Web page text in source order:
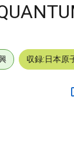
収録:日本原